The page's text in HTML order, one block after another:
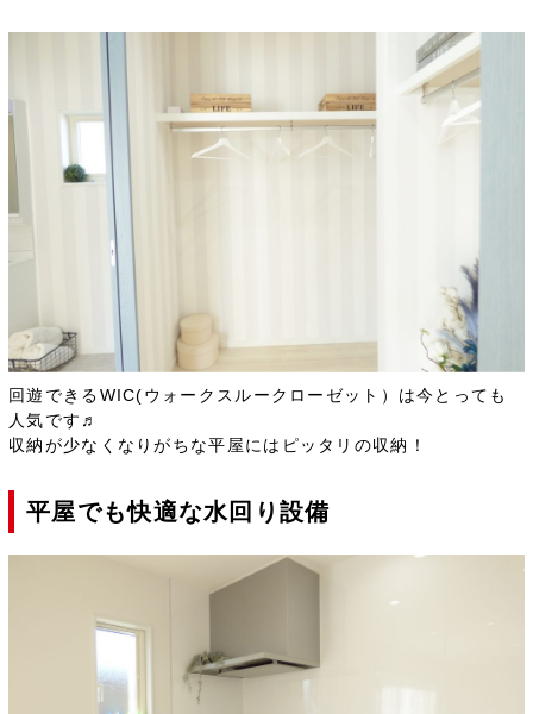
回遊できるWIC(ウォークスルークローゼット）は今とっても
人気です♬
収納が少なくなりがちな平屋にはピッタリの収納！
平屋でも快適な水回り設備